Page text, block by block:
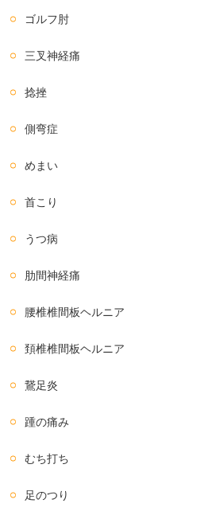
ゴルフ肘
三叉神経痛
捻挫
側弯症
めまい
首こり
うつ病
肋間神経痛
腰椎椎間板ヘルニア
頚椎椎間板ヘルニア
鵞足炎
踵の痛み
むち打ち
足のつり